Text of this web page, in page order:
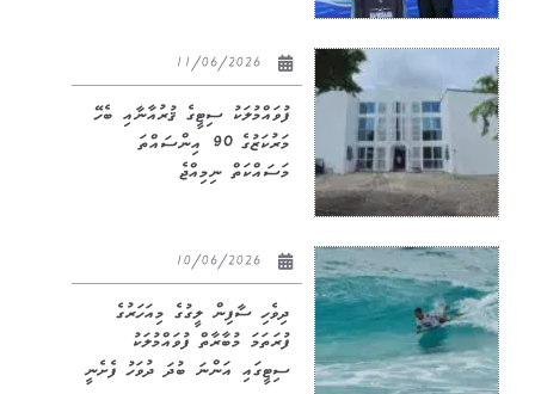
ފުވައްމުލަކު ސިޓީގެ ޤުރުއާނާއި ބެހޭ
މަރުކަޒުގެ 90 އިންސައްތަ
މަސައްކަތް ނިމިއްޖެ
ދިވެހި ސާފިން ލީގުގެ މިއަހަރުގެ
ފުރަތަމަ މުބާރާތް ފުވައްމުލަކު
ސިޓީގައި އަންނަ ބުދަ ދުވަހު ފެށެނީ